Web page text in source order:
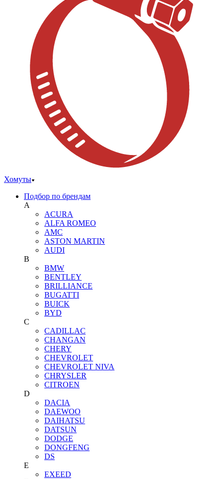
Хомуты
Подбор по брендам
A
ACURA
ALFA ROMEO
AMC
ASTON MARTIN
AUDI
B
BMW
BENTLEY
BRILLIANCE
BUGATTI
BUICK
BYD
C
CADILLAC
CHANGAN
CHERY
CHEVROLET
CHEVROLET NIVA
CHRYSLER
CITROEN
D
DACIA
DAEWOO
DAIHATSU
DATSUN
DODGE
DONGFENG
DS
E
EXEED